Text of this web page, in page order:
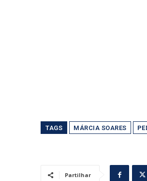
TAGS MÁRCIA SOARES
Partilhar